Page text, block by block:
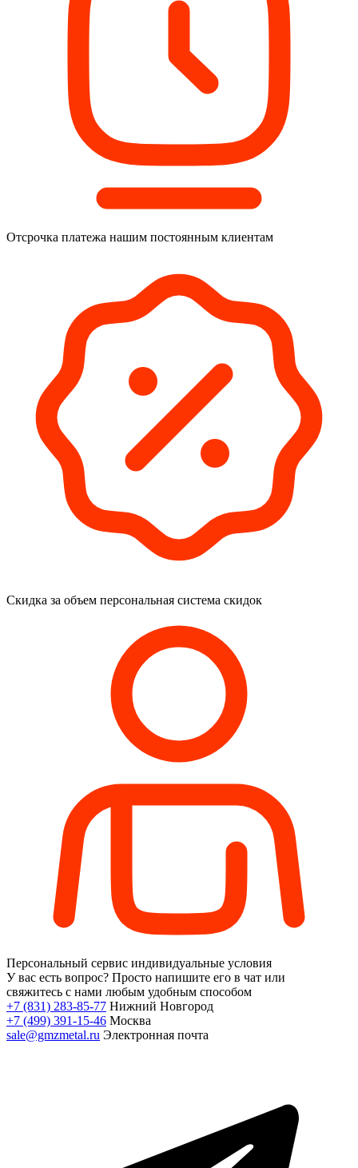
Отсрочка платежа нашим постоянным клиентам
Скидка за объем персональная система скидок
Персональный сервис индивидуальные условия
У вас есть вопрос? Просто напишите его в чат или
свяжитесь с нами любым удобным способом
+7 (831) 283-85-77 Нижний Новгород
+7 (499) 391-15-46 Москва
sale@gmzmetal.ru Электронная почта